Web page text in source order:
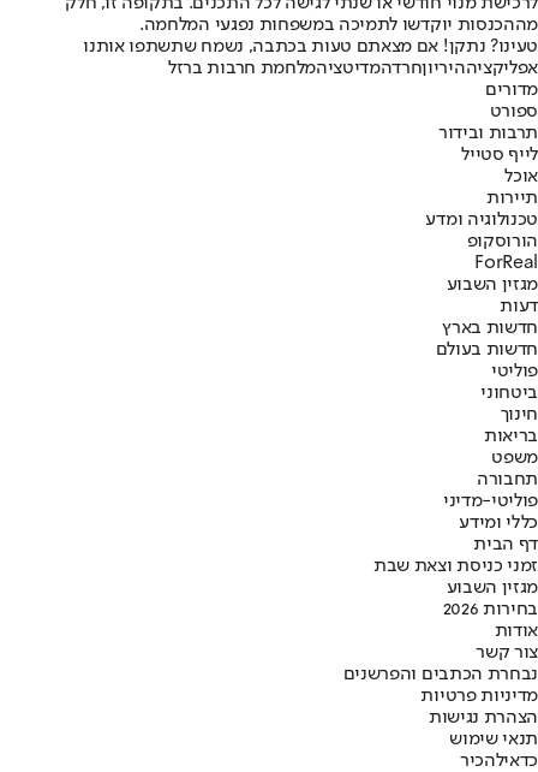
מההכנסות יוקדשו לתמיכה במשפחות נפגעי המלחמה.
טעינו? נתקן! אם מצאתם טעות בכתבה, נשמח שתשתפו אותנו
אפליקציההיריוןחרדהמדיטציהמלחמת חרבות ברזל
מדורים
ספורט
תרבות ובידור
לייף סטייל
אוכל
תיירות
טכנולוגיה ומדע
הורוסקופ
ForReal
מגזין השבוע
דעות
חדשות בארץ
חדשות בעולם
פוליטי
ביטחוני
חינוך
בריאות
משפט
תחבורה
פוליטי-מדיני
כללי ומידע
דף הבית
זמני כניסת וצאת שבת
מגזין השבוע
בחירות 2026
אודות
צור קשר
נבחרת הכתבים והפרשנים
מדיניות פרטיות
הצהרת נגישות
תנאי שימוש
כדאילהכיר